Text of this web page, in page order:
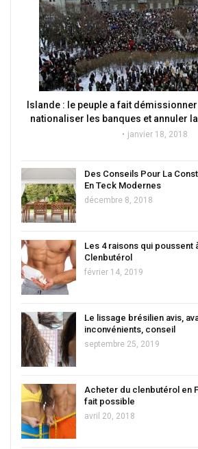
Islande : le peuple a fait
nationaliser les banques et annuler
janvier 18, 2018
Des Conseils Pour La
En Teck Modernes
décembre 8, 2018
Les 4 raisons qui poussent
Clenbutérol
février 14, 2019
Le lissage brésilien avis,
inconvénients, conseil
septembre 25, 2019
Acheter du clenbutérol en
fait possible
avril 20, 2018